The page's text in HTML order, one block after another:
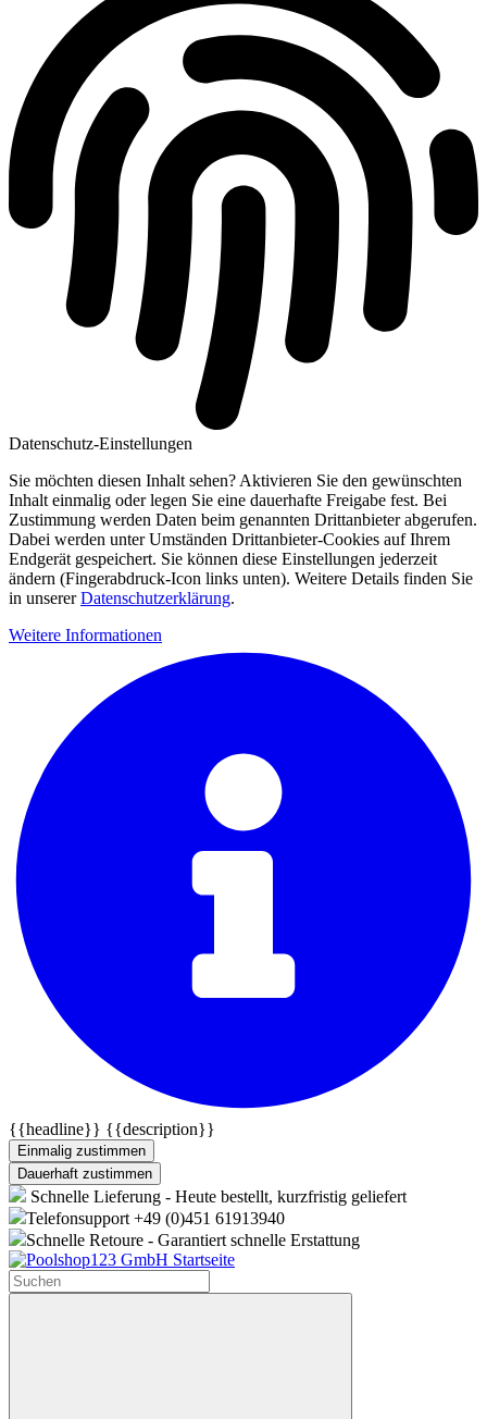
Datenschutz-Einstellungen
Sie möchten diesen Inhalt sehen? Aktivieren Sie den gewünschten
Inhalt einmalig oder legen Sie eine dauerhafte Freigabe fest. Bei
Zustimmung werden Daten beim genannten Drittanbieter abgerufen.
Dabei werden unter Umständen Drittanbieter-Cookies auf Ihrem
Endgerät gespeichert. Sie können diese Einstellungen jederzeit
ändern (Fingerabdruck-Icon links unten). Weitere Details finden Sie
in unsererDatenschutzerklärung.
Weitere Informationen
{{headline}} {{description}}
Einmalig zustimmen
Dauerhaft zustimmen
Schnelle Lieferung - Heute bestellt, kurzfristig geliefert
Telefonsupport +49 (0)451 61913940
Schnelle Retoure - Garantiert schnelle Erstattung